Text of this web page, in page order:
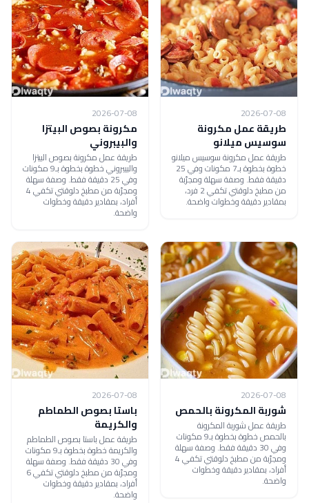
2026-07-08
طريقة عمل مكرونة
سوسيس ميلانو
طريقة عمل مكرونة سوسيس ميلانو
خطوة بخطوة بـ7 مكونات وفي 25
دقيقة فقط. وصفة سهلة ومجرّبة
من مطبخ دلوقتي تكفي 2 فرد،
بمقادير دقيقة وخطوات واضحة.
2026-07-08
مكرونة بصوص البيتزا
والبيبروني
طريقة عمل مكرونة بصوص البيتزا
والبيبروني خطوة بخطوة بـ9 مكونات
وفي 25 دقيقة فقط. وصفة سهلة
ومجرّبة من مطبخ دلوقتي تكفي 4
أفراد، بمقادير دقيقة وخطوات
واضحة.
2026-07-08
شوربة المكرونة بالحمص
طريقة عمل شوربة المكرونة
بالحمص خطوة بخطوة بـ9 مكونات
وفي 30 دقيقة فقط. وصفة سهلة
ومجرّبة من مطبخ دلوقتي تكفي 4
أفراد، بمقادير دقيقة وخطوات
واضحة.
2026-07-08
باستا بصوص الطماطم
والكريمة
طريقة عمل باستا بصوص الطماطم
والكريمة خطوة بخطوة بـ9 مكونات
وفي 30 دقيقة فقط. وصفة سهلة
ومجرّبة من مطبخ دلوقتي تكفي 6
أفراد، بمقادير دقيقة وخطوات
واضحة.